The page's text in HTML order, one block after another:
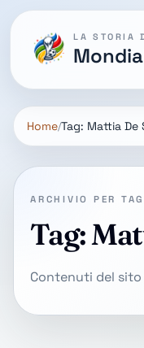
Home Tag: Mattia De
ARCHIVIO PER TAG
Tag:
Contenuti del